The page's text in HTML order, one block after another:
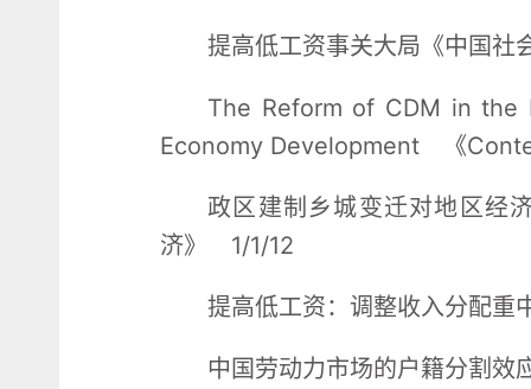
提高低工资事关大局《中国
The Reform of CDM in the
Economy Development 《
政区建制乡城变迁对地区
济》 1/1/12
提高低工资：调整收入分配
中国劳动力市场的户籍分割